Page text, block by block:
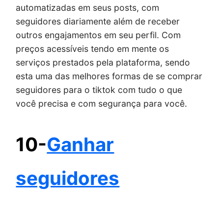
automatizadas em seus posts, com
seguidores diariamente além de receber
outros engajamentos em seu perfil. Com
preços acessíveis tendo em mente os
serviços prestados pela plataforma, sendo
esta uma das melhores formas de se comprar
seguidores para o tiktok com tudo o que
você precisa e com segurança para você.
10-Ganhar
seguidores